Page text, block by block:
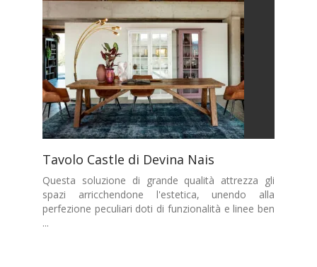
Tavolo Castle di Devina Nais
Questa soluzione di grande qualità attrezza gli
spazi arricchendone l'estetica, unendo alla
perfezione peculiari doti di funzionalità e linee ben
...